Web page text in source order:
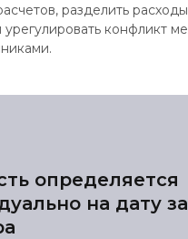
разделить
конфликт
определяется
на дату